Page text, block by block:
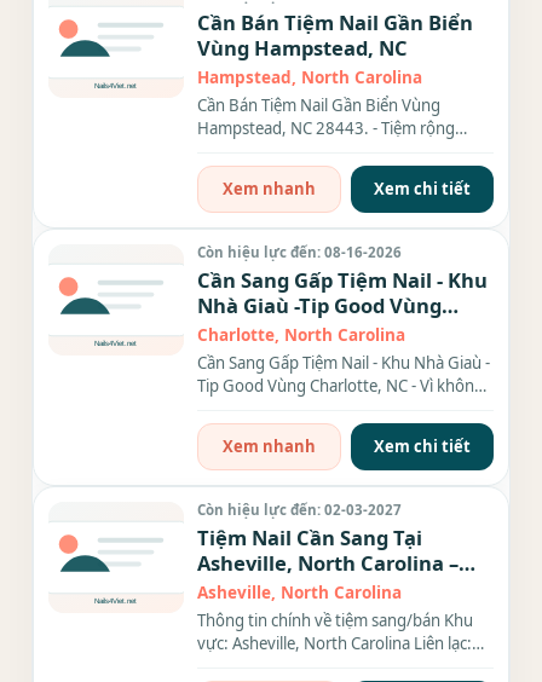
Cần Bán Tiệm Nail Gần Biển
Vùng Hampstead, NC
Hampstead, North Carolina
Cần Bán Tiệm Nail Gần Biển Vùng
Hampstead, NC 28443. - Tiệm rộng
Xem nhanh
Xem chi tiết
Còn hiệu lực đến: 08-16-2026
Cần Sang Gấp Tiệm Nail - Khu
Nhà Giaù -Tip Good Vùng
Charlotte, NC
Charlotte, North Carolina
Cần Sang Gấp Tiệm Nail - Khu Nhà Giaù -
Tip Good Vùng Charlotte, NC - Vì không
Xem nhanh
Xem chi tiết
Còn hiệu lực đến: 02-03-2027
Tiệm Nail Cần Sang Tại
Asheville, North Carolina –
Giá $165,000
Asheville, North Carolina
Thông tin chính về tiệm sang/bán Khu
vực: Asheville, North Carolina Liên lạc: